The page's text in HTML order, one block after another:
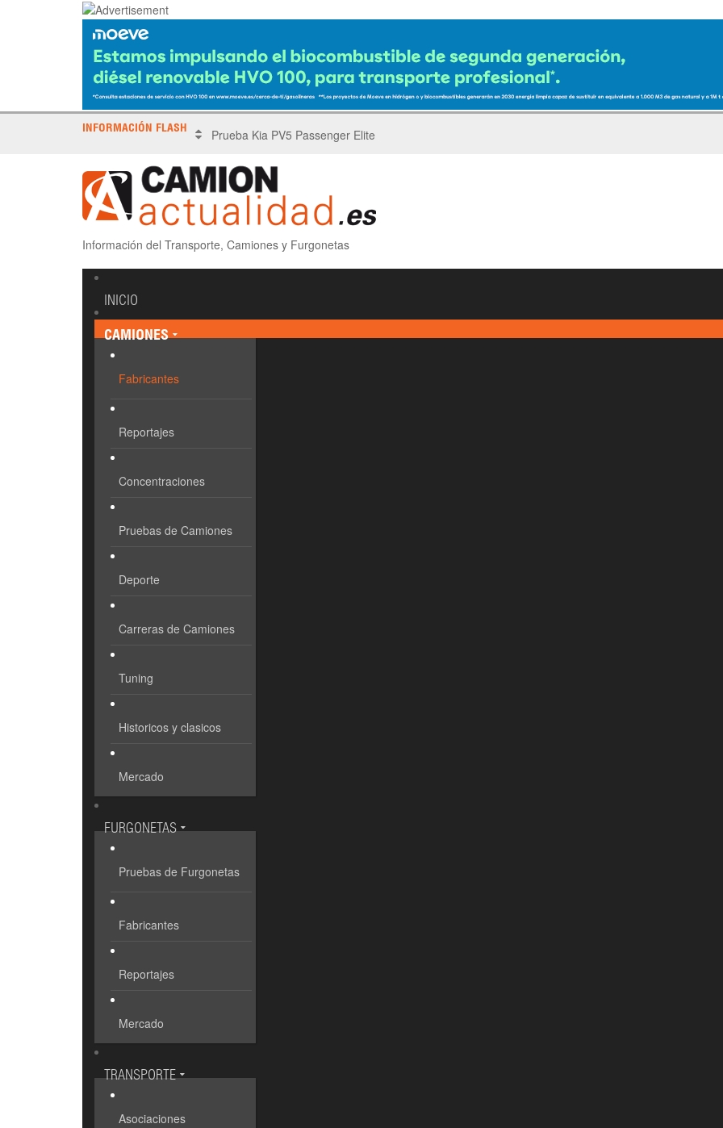
INFORMACIÓN FLASH X Tronada Almería | Encuentro del Pegaso Troner
Información del Transporte, Camiones y Furgonetas
INICIO
CAMIONES
Fabricantes
Reportajes
Concentraciones
Pruebas de Camiones
Deporte
Carreras de Camiones
Tuning
Historicos y clasicos
Mercado
FURGONETAS
Pruebas de Furgonetas
Fabricantes
Reportajes
Mercado
TRANSPORTE
Asociaciones